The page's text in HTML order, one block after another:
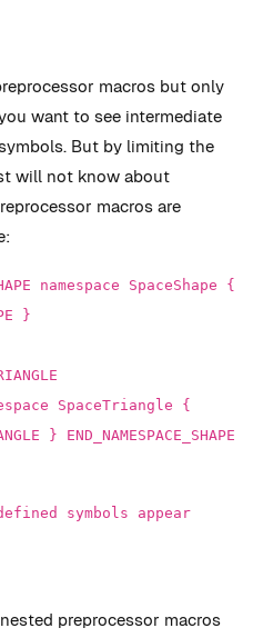
macros but only
want to see intermediate
But by limiting the
will not know about
macros are
namespace SpaceShape {
}
SpaceTriangle {
} END_NAMESPACE_SHAPE
symbols appear
preprocessor macros